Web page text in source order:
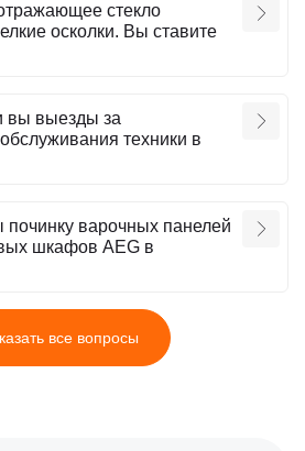
стекло
осколки. Вы ставите
вы выезды за
техники в
варочных панелей
шкафов AEG в
все вопросы